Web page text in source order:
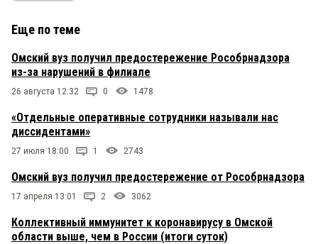
Еще по теме
Омский вуз получил предостережение Рособрнадзора
из-за нарушений в филиале
26 августа 12:32 0 1478
«Отдельные оперативные сотрудники называли нас
диссидентами»
27 июля 18:00 1 2743
Омский вуз получил предостережение от Рособрнадзора
17 апреля 13:01 2 3062
Коллективный иммунитет к коронавирусу в Омской
области выше, чем в России (итоги суток)